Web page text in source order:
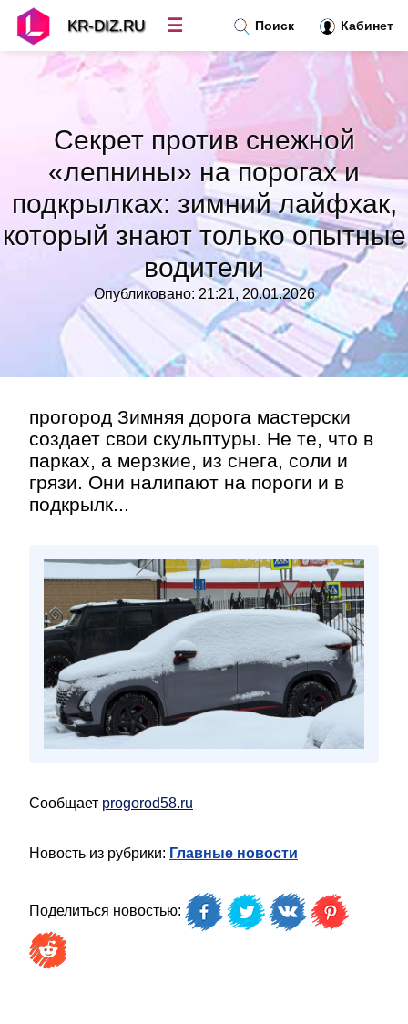
Секрет против снежной
«лепнины» на порогах и
подкрылках: зимний лайфхак,
который знают только опытные
водители
Опубликовано: 21:21, 20.01.2026
прогород Зимняя дорога мастерски
создает свои скульптуры. Не те, что в
парках, а мерзкие, из снега, соли и
грязи. Они налипают на пороги и в
подкрылк...
Сообщает progorod58.ru
Новость из рубрики: Главные новости
Поделиться новостью:
Поиск Кабинет
KR-DIZ.RU ☰
Топ новостей»
Рубрики »
Контакт»